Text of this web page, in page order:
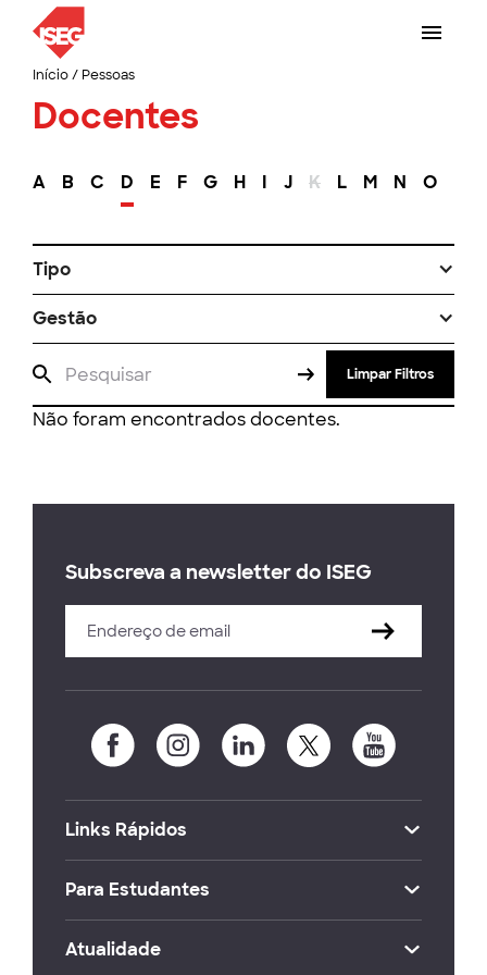
Início/ Pessoas
Docentes
A B C D E F G H I J K L M N O
Tipo
Gestão
Limpar Filtros
Não foram encontrados docentes.
Subscreva a newsletter do ISEG
Links Rápidos
Para Estudantes
Atualidade